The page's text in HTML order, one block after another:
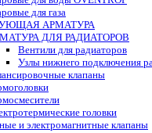
для газа
АРМАТУРА
ДЛЯ РАДИАТОРОВ
Вентили для радиаторов
Узлы нижнего подключения
клапаны
головки
и электромагнитные клапаны